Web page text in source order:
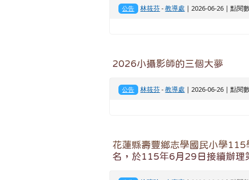
公告 林筱芬-教導處 | 2026-06-26 | 點閱
2026小攝影師的三個大夢
公告 林筱芬-教導處 | 2026-06-26 | 點閱
花蓮縣壽豐鄉志學國民小學
名，於115年6月29日接續辦理